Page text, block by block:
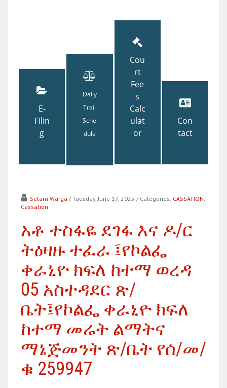
E-
Filin
g
Daily
Trail
Sche
dule
Cou
rt
Fee
s
Calc
ulat
or
Con
tact
Selam Warga / Tuesday, June 17, 2025 / Categories: CASSATION,
Cassation
አቶ ተስፋዬ ደገፋ እና ዶ/ር
ትዕዛዙ ተፈራ ፤የኮልፌ
ቀራኒዮ ክፍለ ከተማ ወረዳ
05 አስተዳደር ጽ/
ቤት፤የኮልፌ ቀራኒዮ ክፍለ
ከተማ መሬት ልማትና
ማኔጅመንት ጽ/ቤት የሰ/መ/
ቁ 259947